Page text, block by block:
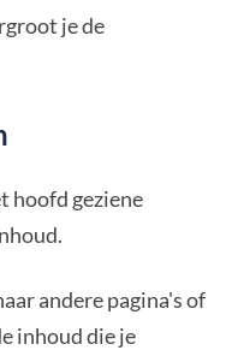
je de
hoofd geziene
andere pagina's of
inhoud die je